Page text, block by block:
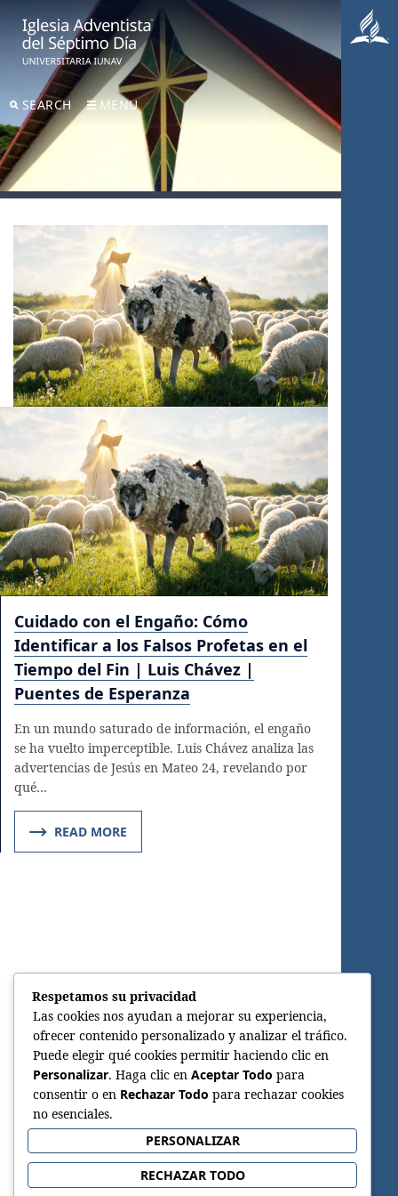
SEARCH MENU
Cuidado con el Engaño: Cómo
Identificar a los Falsos Profetas en el
Tiempo del Fin | Luis Chávez |
Puentes de Esperanza
En un mundo saturado de información, el engaño
se ha vuelto imperceptible. Luis Chávez analiza las
advertencias de Jesús en Mateo 24, revelando por
qué…
READ MORE
Respetamos su privacidad
Las cookies nos ayudan a mejorar su experiencia,
ofrecer contenido personalizado y analizar el tráfico.
Puede elegir qué cookies permitir haciendo clic en
Personalizar. Haga clic en Aceptar Todo para
consentir o en Rechazar Todo para rechazar cookies
no esenciales.
PERSONALIZAR
RECHAZAR TODO